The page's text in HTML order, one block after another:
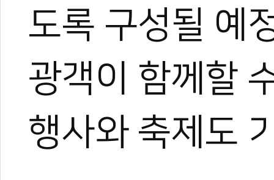
도록 구성될 예
광객이 함께할
행사와 축제도